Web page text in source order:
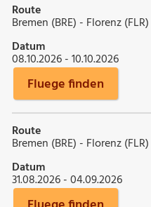
Route
Bremen (BRE) - Florenz (FLR)
Datum
08.10.2026 - 10.10.2026
Fluege finden
Route
Bremen (BRE) - Florenz (FLR)
Datum
31.08.2026 - 04.09.2026